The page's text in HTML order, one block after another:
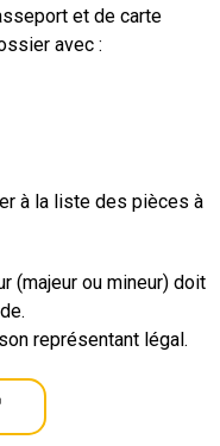
et de carte
avec :
à la liste des pièces à
(majeur ou mineur) doit
représentant légal.